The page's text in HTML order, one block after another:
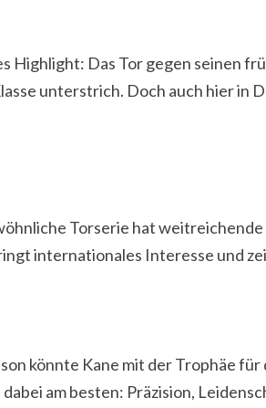
Highlight: Das Tor gegen seinen
unterstrich. Doch auch hier in
Torserie hat
internationales Interesse und
könnte Kane mit der Trophäe
am besten: Präzision,